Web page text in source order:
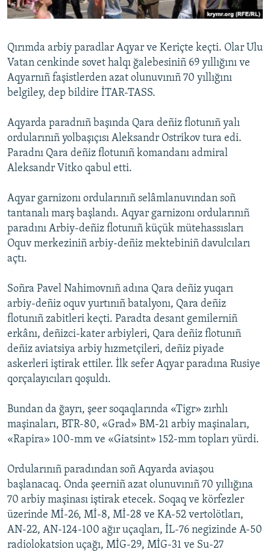
Русский
Українською
QOŞULIÑIZ!
RFE/RS bütün saytları
Qırımda arbiy paradlar Aqyar ve Keriçte keçti. Olar Ulu
Vatan cenkinde sovet halqı ğalebesiniñ 69 yıllığını ve
Aqyarnıñ faşistlerden azat olunuvınıñ 70 yıllığını
belgiley, dep bildire İTAR-TASS.
Aqyarda paradnıñ başında Qara deñiz flotunıñ yalı
ordularınıñ yolbaşıçısı Aleksandr Ostrikov tura edi.
Paradnı Qara deñiz flotunıñ komandanı admiral
Aleksandr Vitko qabul etti.
Aqyar garnizonı ordularınıñ selâmlanuvından soñ
tantanalı marş başlandı. Aqyar garnizonı ordularınıñ
paradını Arbiy-deñiz flotunıñ küçük mütehassısları
Oquv merkeziniñ arbiy-deñiz mektebiniñ davulcıları
açtı.
Soñra Pavel Nahimovnıñ adına Qara deñiz yuqarı
arbiy-deñiz oquv yurtınıñ batalyonı, Qara deñiz
flotunıñ zabitleri keçti. Paradta desant gemilerniñ
erkânı, deñizci-kater arbiyleri, Qara deñiz flotunıñ
deñiz aviatsiya arbiy hızmetçileri, deñiz piyade
askerleri iştirak ettiler. İlk sefer Aqyar paradına Rusiye
qorçalayıcıları qoşuldı.
Bundan da ğayrı, şeer soqaqlarında «Tigr» zırhlı
maşinaları, BTR-80, «Grad» BM-21 arbiy maşinaları,
«Rapira» 100-mm ve «Giatsint» 152-mm topları yürdi.
Ordularınıñ paradından soñ Aqyarda aviaşou
başlanacaq. Onda şeerniñ azat olunuvınıñ 70 yıllığına
70 arbiy maşinası iştirak etecek. Soqaq ve körfezler
üzerinde Mİ-26, Mİ-8, Mİ-28 ve KA-52 vertolötları,
AN-22, AN-124-100 ağır uçaqları, İL-76 negizinde A-50
radiolokatsion uçağı, MİG-29, MİG-31 ve Su-27